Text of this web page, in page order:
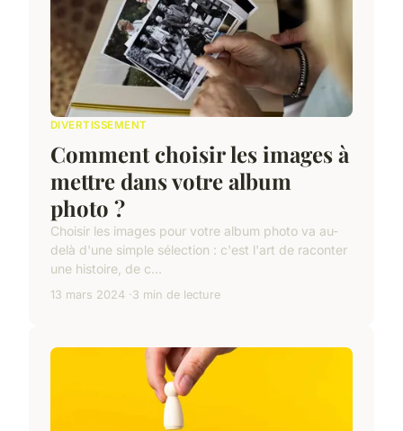
DIVERTISSEMENT
Comment choisir les images à
mettre dans votre album
photo ?
Choisir les images pour votre album photo va au-
delà d'une simple sélection : c'est l'art de raconter
une histoire, de c...
13 mars 2024 3 min de lecture